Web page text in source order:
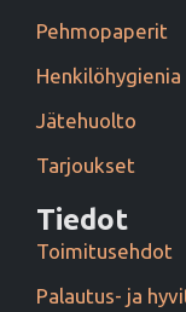
Pehmopaperit
Henkilöhygienia
Jätehuolto
Tarjoukset
Tiedot
Toimitusehdot
Palautus- ja